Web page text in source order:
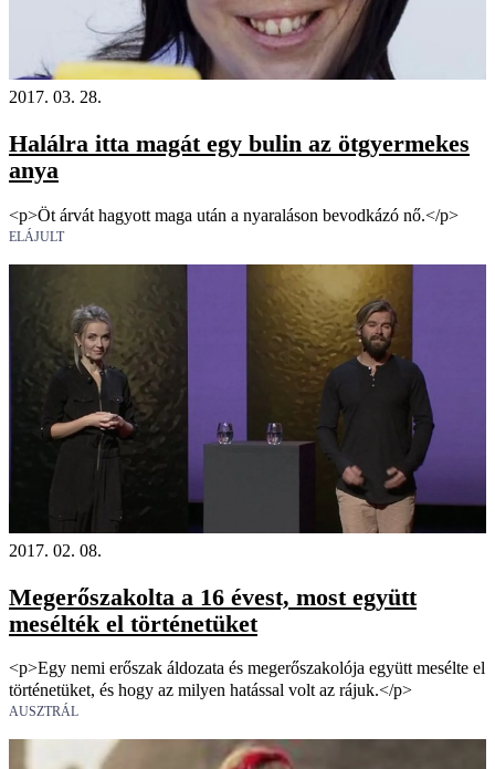
2017. 03. 28.
Halálra itta magát egy bulin az ötgyermekes
anya
<p>Öt árvát hagyott maga után a nyaraláson bevodkázó nő.</p>
ELÁJULT
2017. 02. 08.
Megerőszakolta a 16 évest, most együtt
mesélték el történetüket
<p>Egy nemi erőszak áldozata és megerőszakolója együtt mesélte el
történetüket, és hogy az milyen hatással volt az rájuk.</p>
AUSZTRÁL